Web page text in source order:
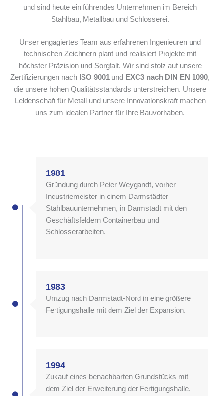
und sind heute ein führendes Unternehmen im Bereich
Stahlbau, Metallbau und Schlosserei.
Unser engagiertes Team aus erfahrenen Ingenieuren und
technischen Zeichnern plant und realisiert Projekte mit
höchster Präzision und Sorgfalt. Wir sind stolz auf unsere
Zertifizierungen nach ISO 9001 und EXC3 nach DIN EN 1090,
die unsere hohen Qualitätsstandards unterstreichen. Unsere
Leidenschaft für Metall und unsere Innovationskraft machen
uns zum idealen Partner für Ihre Bauvorhaben.
1981
Gründung durch Peter Weygandt, vorher
Industriemeister in einem Darmstädter
Stahlbauunternehmen, in Darmstadt mit den
Geschäftsfeldern Containerbau und
Schlosserarbeiten.
1983
Umzug nach Darmstadt-Nord in eine größere
Fertigungshalle mit dem Ziel der Expansion.
1994
Zukauf eines benachbarten Grundstücks mit
dem Ziel der Erweiterung der Fertigungshalle.